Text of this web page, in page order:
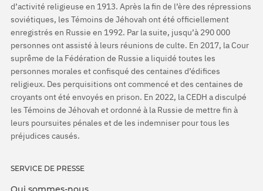
d’activité religieuse en 1913. Après la fin de l’ère des répressions
soviétiques, les Témoins de Jéhovah ont été officiellement
enregistrés en Russie en 1992. Par la suite, jusqu’à 290 000
personnes ont assisté à leurs réunions de culte. En 2017, la Cour
suprême de la Fédération de Russie a liquidé toutes les
personnes morales et confisqué des centaines d’édifices
religieux. Des perquisitions ont commencé et des centaines de
croyants ont été envoyés en prison. En 2022, la CEDH a disculpé
les Témoins de Jéhovah et ordonné à la Russie de mettre fin à
leurs poursuites pénales et de les indemniser pour tous les
préjudices causés.
SERVICE DE PRESSE